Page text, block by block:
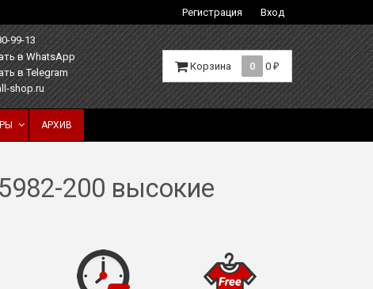
Регистрация Вход
99-13
shop.ru
Корзина 0 0 ₽
АРХИВ
200 высокие